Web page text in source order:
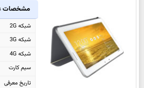
مشخصات
شبکه 2G
شبکه 3G
شبکه 4G
سیم کارت
تاریخ معرفی